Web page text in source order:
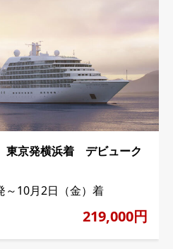
京発横浜着 デビューク
～10月2日（金）着
219,000円